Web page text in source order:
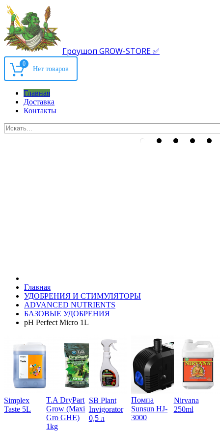
Гроушоп GROW-STORE ✅
0
Главная
Доставка
Контакты
Главная
УДОБРЕНИЯ И СТИМУЛЯТОРЫ
ADVANCED NUTRIENTS
БАЗОВЫЕ УДОБРЕНИЯ
pH Perfect Micro 1L
Simplex
Taste 5L
T.A DryPart
Grow (Maxi
Gro GHE)
1kg
SB Plant
Invigorator
0,5 л
Помпа
Sunsun HJ-
3000
Nirvana
250ml